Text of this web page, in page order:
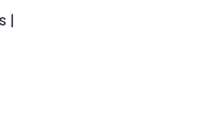
|